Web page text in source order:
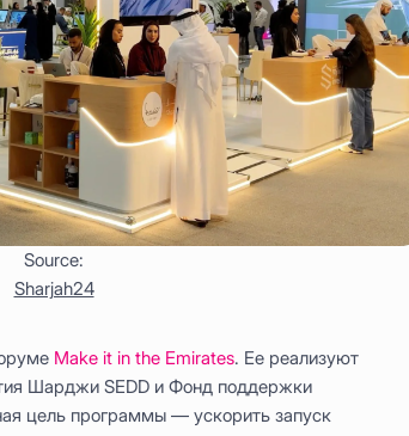
Source:
Sharjah24
Make it in the Emirates. Ее реализуют
Шарджи SEDD и Фонд поддержки
цель программы — ускорить запуск